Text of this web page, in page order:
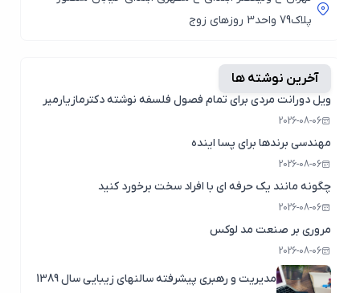
آخرین نوشته ها
ویل دورانت مردی برای تمام فصول فلسفه نوشته دکترمازیارمیر
2026-08-06
مهندسی برندها برای پسا اینده
2026-08-06
چگونه مانند یک حرفه ای با افراد سخت برخورد کنید
2026-08-06
مروری بر صنعت مد لوکس
2026-08-06
مدیریت و رهبری پیشرفته سالنهای زیبایی سال 1389